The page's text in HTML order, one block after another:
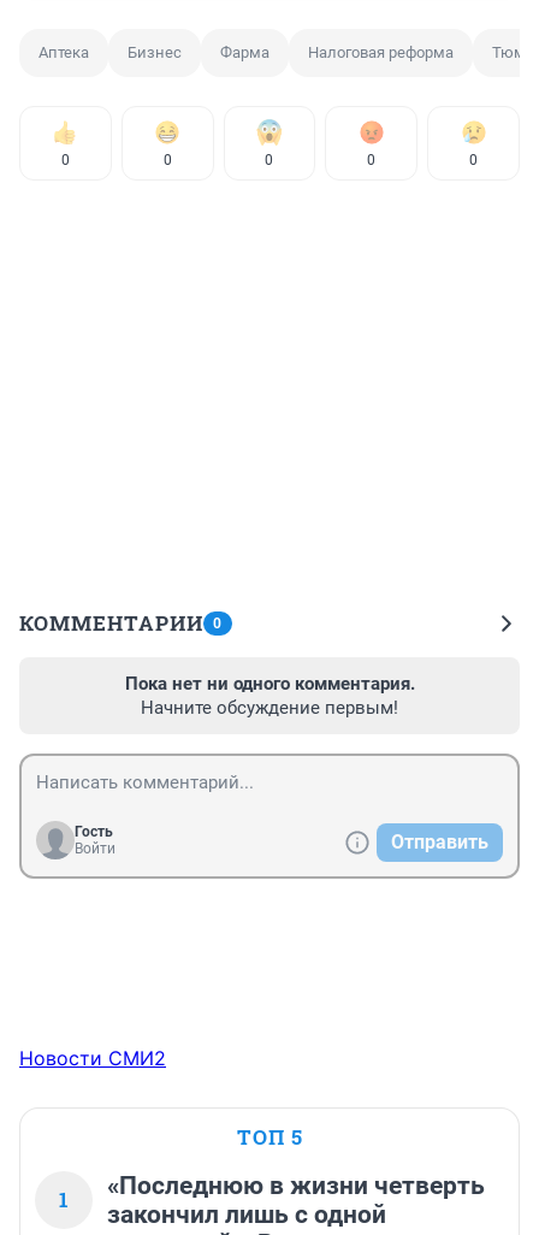
Аптека Бизнес Фарма Налоговая реформа
0 0 0 0 0
КОММЕНТАРИИ 0
Пока нет ни одного комментария.
Начните обсуждение первым!
Гость
Войти
Отправить
Новости СМИ2
ТОП 5
1
«Последнюю в жизни четверть
закончил лишь с одной